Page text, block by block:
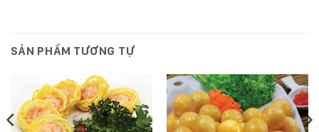
SẢN PHẨM TƯƠNG TỰ